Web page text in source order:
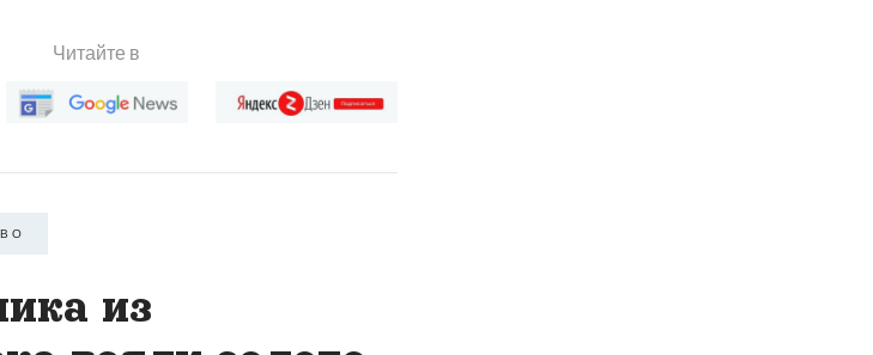
Читайте в
из